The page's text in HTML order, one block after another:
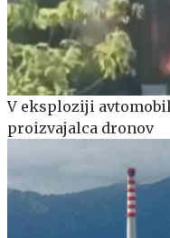
V eksploziji
proizvajalca dronov